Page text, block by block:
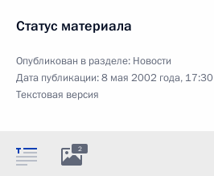
Статус материала
Опубликован в разделе: Новости
Дата публикации:8 мая 2002 года, 17:30
Текстовая версия
2